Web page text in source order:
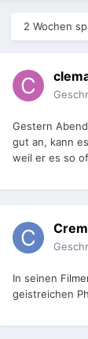
2 Wochen
Gestern
gut an, kann
weil er es so
In seinen
geistreichen